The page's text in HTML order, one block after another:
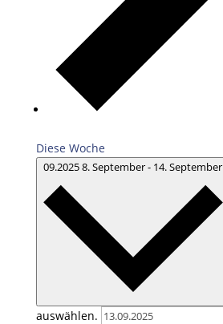
Diese Woche
09.20258. September- 14. September
auswählen.